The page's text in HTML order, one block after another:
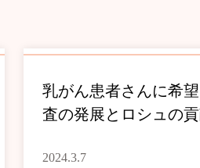
乳がん患者さんに希
査の発展とロシュの
2024.3.7